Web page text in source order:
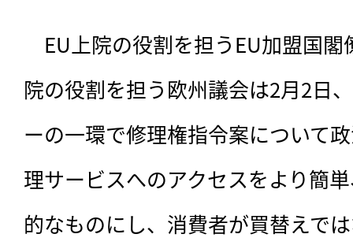
EU上院の役割を担うEU加盟国閣
院の役割を担う欧州議会は2月2日
ーの一環で修理権指令案について
理サービスへのアクセスをより簡
的なものにし、消費者が買替えで